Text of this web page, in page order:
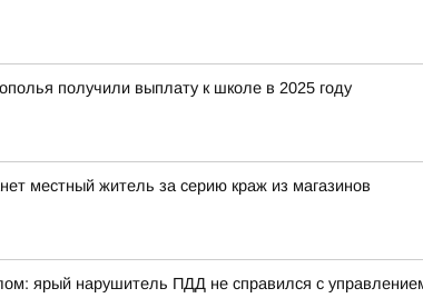
получили выплату к школе в 2025 году
местный житель за серию краж из магазинов
ярый нарушитель ПДД не справился с